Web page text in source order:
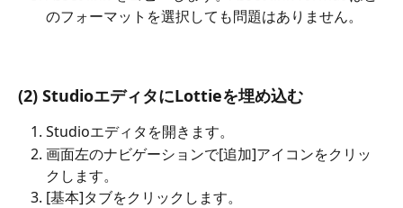
のフォーマットを選択しても問題はありません。
(2) StudioエディタにLottieを埋め込む
Studioエディタを開きます。
画面左のナビゲーションで[追加]アイコンをクリッ
クします。
[基本]タブをクリックします。